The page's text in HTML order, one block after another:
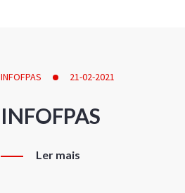
INFOFPAS 21-02-2021
INFOFPAS
Ler mais